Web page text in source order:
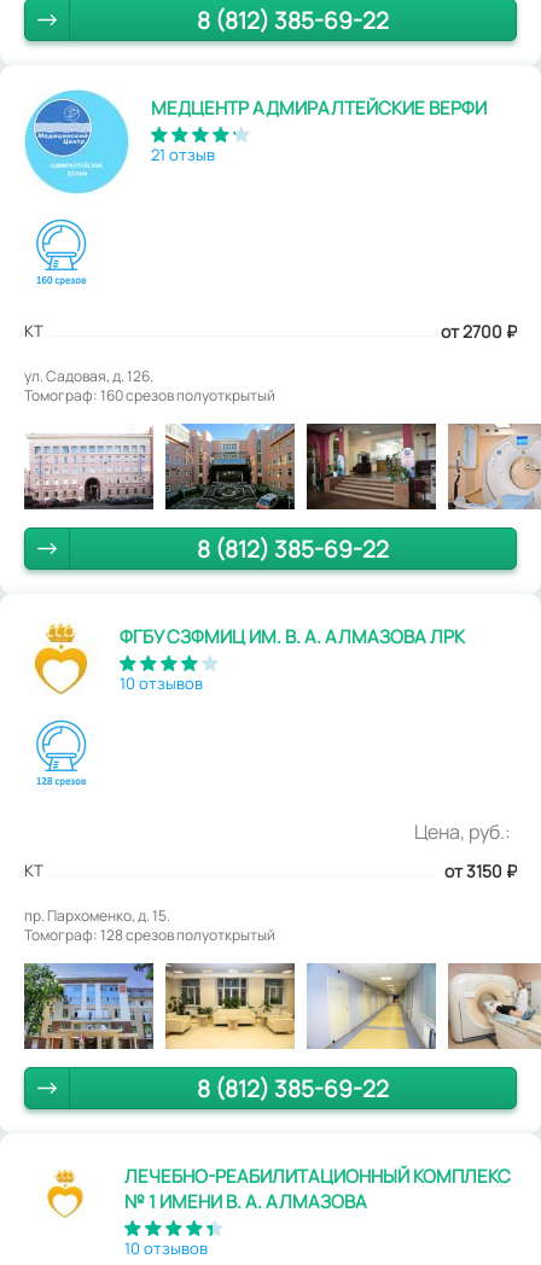
8 (812) 385-69-22
МЕДЦЕНТР АДМИРАЛТЕЙСКИЕ ВЕРФИ
21 отзыв
КТ от 2700 ₽
ул. Садовая, д. 126.
Томограф: 160 срезов полуоткрытый
8 (812) 385-69-22
ФГБУ СЗФМИЦ ИМ. В. А. АЛМАЗОВА ЛРК
10 отзывов
Цена, руб.:
КТ от 3150 ₽
пр. Пархоменко, д. 15.
Томограф: 128 срезов полуоткрытый
8 (812) 385-69-22
ЛЕЧЕБНО-РЕАБИЛИТАЦИОННЫЙ КОМПЛЕКС
№ 1 ИМЕНИ В. А. АЛМАЗОВА
10 отзывов